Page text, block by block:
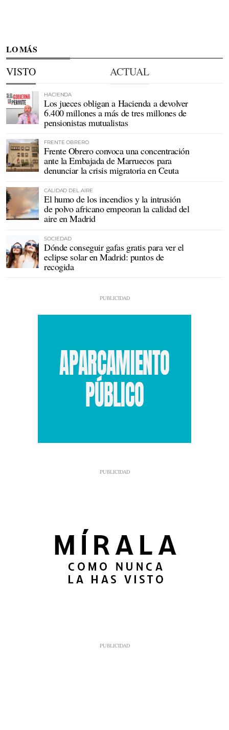
LO MÁS
VISTO ACTUAL
HACIENDA
Los jueces obligan a Hacienda a devolver
6.400 millones a más de tres millones de
pensionistas mutualistas
FRENTE OBRERO
Frente Obrero convoca una concentración
ante la Embajada de Marruecos para
denunciar la crisis migratoria en Ceuta
CALIDAD DEL AIRE
El humo de los incendios y la intrusión
de polvo africano empeoran la calidad del
aire en Madrid
SOCIEDAD
Dónde conseguir gafas gratis para ver el
eclipse solar en Madrid: puntos de
recogida